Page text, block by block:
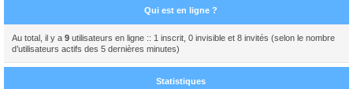
Qui est en ligne ?
Au total, il y a 9 utilisateurs en ligne :: 1 inscrit, 0 invisible et 8 invités (selon le nombre
d’utilisateurs actifs des 5 dernières minutes)
Statistiques